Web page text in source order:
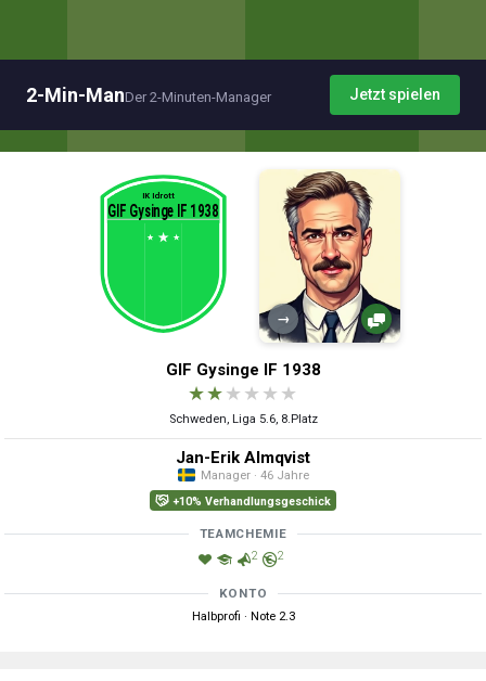
2-Min-ManDer 2-Minuten-Manager Jetzt spielen
→
GIF Gysinge IF 1938
★★★ ★ ★ ★
Schweden, Liga 5.6, 8.Platz
Jan-Erik Almqvist
Manager · 46 Jahre
+10% Verhandlungsgeschick
TEAMCHEMIE
2 2
KONTO
Halbprofi · Note 2.3